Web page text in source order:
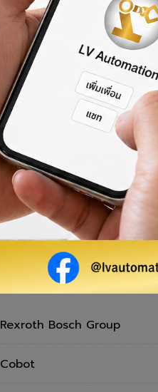
ผลิตภัณฑ์ของเรา
Rexroth Bosch Group
Cobot